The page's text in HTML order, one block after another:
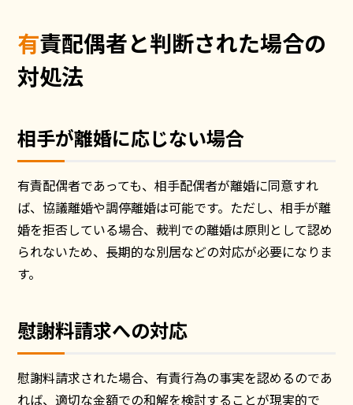
有責配偶者と判断された場合の
対処法
相手が離婚に応じない場合
有責配偶者であっても、相手配偶者が離婚に同意すれ
ば、協議離婚や調停離婚は可能です。ただし、相手が離
婚を拒否している場合、裁判での離婚は原則として認め
られないため、長期的な別居などの対応が必要になりま
す。
慰謝料請求への対応
慰謝料請求された場合、有責行為の事実を認めるのであ
れば、適切な金額での和解を検討することが現実的で